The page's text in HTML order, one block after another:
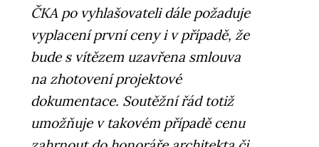
ČKA po vyhlašovateli dále požaduje
vyplacení první ceny i v případě, že
bude s vítězem uzavřena smlouva
na zhotovení projektové
dokumentace. Soutěžní řád totiž
umožňuje v takovém případě cenu